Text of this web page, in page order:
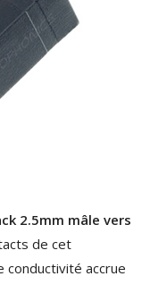
2.5mm mâle vers
de cet
conductivité accrue